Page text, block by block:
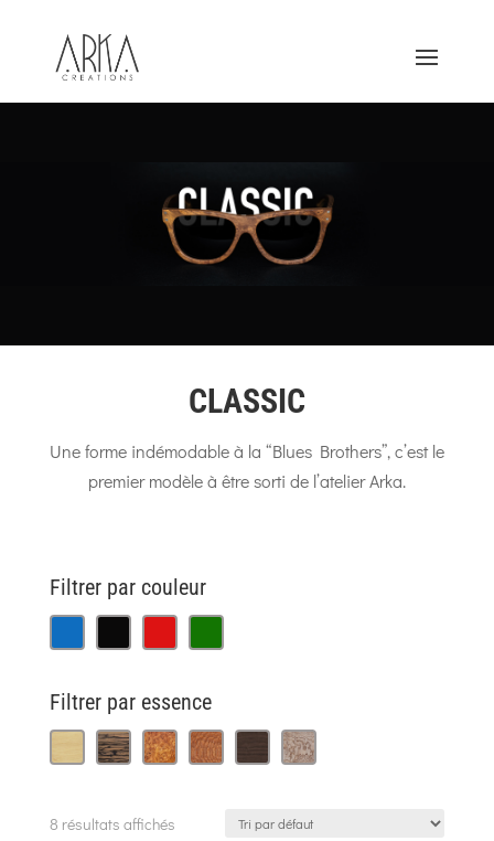
CLASSIC
Une forme indémodable à la “Blues Brothers”, c’est le
premier modèle à être sorti de l’atelier Arka.
Filtrer par couleur
Filtrer par essence
8 résultats affichés